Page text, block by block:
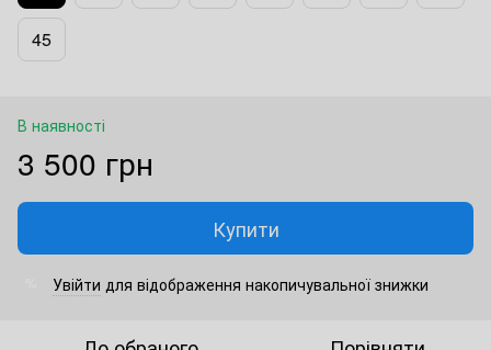
45
В наявності
3 500 грн
Купити
Увійти для відображення накопичувальної знижки